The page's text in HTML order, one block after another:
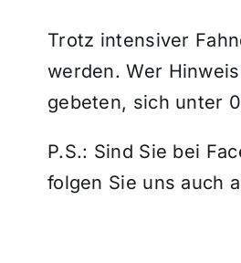
Trotz intensiver
werden. Wer
gebeten, sich unter
P.S.: Sind Sie bei
folgen Sie uns auch